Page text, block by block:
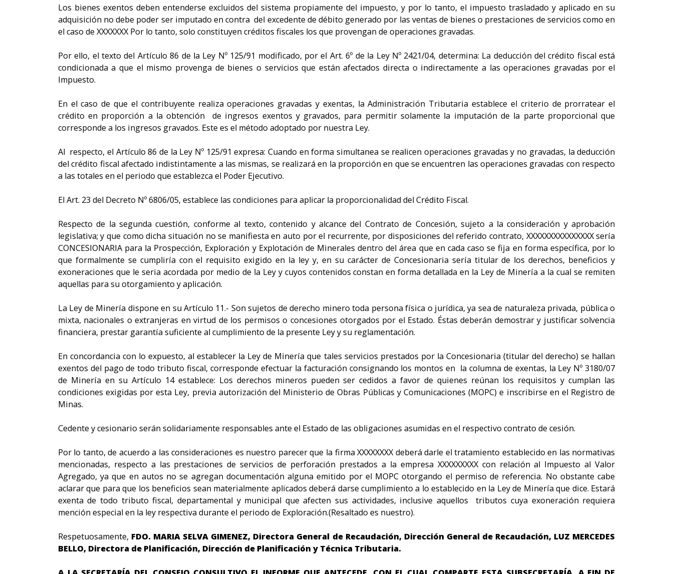
Los bienes exentos deben entenderse excluidos del sistema propiamente del impuesto, y por lo tanto, el impuesto trasladado y aplicado en su
adquisición no debe poder ser imputado en contra del excedente de débito generado por las ventas de bienes o prestaciones de servicios como en
el caso de XXXXXXX Por lo tanto, solo constituyen créditos fiscales los que provengan de operaciones gravadas.
Por ello, el texto del Artículo 86 de la Ley Nº 125/91 modificado, por el Art. 6º de la Ley Nº 2421/04, determina: La deducción del crédito fiscal está
condicionada a que el mismo provenga de bienes o servicios que están afectados directa o indirectamente a las operaciones gravadas por el
Impuesto.
En el caso de que el contribuyente realiza operaciones gravadas y exentas, la Administración Tributaria establece el criterio de prorratear el
crédito en proporción a la obtención de ingresos exentos y gravados, para permitir solamente la imputación de la parte proporcional que
corresponde a los ingresos gravados. Este es el método adoptado por nuestra Ley.
Al respecto, el Artículo 86 de la Ley Nº 125/91 expresa: Cuando en forma simultanea se realicen operaciones gravadas y no gravadas, la deducción
del crédito fiscal afectado indistintamente a las mismas, se realizará en la proporción en que se encuentren las operaciones gravadas con respecto
a las totales en el periodo que establezca el Poder Ejecutivo.
El Art. 23 del Decreto Nº 6806/05, establece las condiciones para aplicar la proporcionalidad del Crédito Fiscal.
Respecto de la segunda cuestión, conforme al texto, contenido y alcance del Contrato de Concesión, sujeto a la consideración y aprobación
legislativa; y que como dicha situación no se manifiesta en auto por el recurrente, por disposiciones del referido contrato, XXXXXXXXXXXXXXX sería
CONCESIONARIA para la Prospección, Exploración y Explotación de Minerales dentro del área que en cada caso se fija en forma específica, por lo
que formalmente se cumpliría con el requisito exigido en la ley y, en su carácter de Concesionaria sería titular de los derechos, beneficios y
exoneraciones que le seria acordada por medio de la Ley y cuyos contenidos constan en forma detallada en la Ley de Minería a la cual se remiten
aquellas para su otorgamiento y aplicación.
La Ley de Minería dispone en su Artículo 11.- Son sujetos de derecho minero toda persona física o jurídica, ya sea de naturaleza privada, pública o
mixta, nacionales o extranjeras en virtud de los permisos o concesiones otorgados por el Estado. Éstas deberán demostrar y justificar solvencia
financiera, prestar garantía suficiente al cumplimiento de la presente Ley y su reglamentación.
En concordancia con lo expuesto, al establecer la Ley de Minería que tales servicios prestados por la Concesionaria (titular del derecho) se hallan
exentos del pago de todo tributo fiscal, corresponde efectuar la facturación consignando los montos en la columna de exentas, la Ley Nº 3180/07
de Minería en su Artículo 14 establece: Los derechos mineros pueden ser cedidos a favor de quienes reúnan los requisitos y cumplan las
condiciones exigidas por esta Ley, previa autorización del Ministerio de Obras Públicas y Comunicaciones (MOPC) e inscribirse en el Registro de
Minas.
Cedente y cesionario serán solidariamente responsables ante el Estado de las obligaciones asumidas en el respectivo contrato de cesión.
Por lo tanto, de acuerdo a las consideraciones es nuestro parecer que la firma XXXXXXXX deberá darle el tratamiento establecido en las normativas
mencionadas, respecto a las prestaciones de servicios de perforación prestados a la empresa XXXXXXXXX con relación al Impuesto al Valor
Agregado, ya que en autos no se agregan documentación alguna emitido por el MOPC otorgando el permiso de referencia. No obstante cabe
aclarar que para que los beneficios sean materialmente aplicados deberá darse cumplimiento a lo establecido en la Ley de Minería que dice. Estará
exenta de todo tributo fiscal, departamental y municipal que afecten sus actividades, inclusive aquellos tributos cuya exoneración requiera
mención especial en la ley respectiva durante el periodo de Exploración.(Resaltado es nuestro).
Respetuosamente, FDO. MARIA SELVA GIMENEZ, Directora General de Recaudación, Dirección General de Recaudación, LUZ MERCEDES
BELLO, Directora de Planificación, Dirección de Planificación y Técnica Tributaria.